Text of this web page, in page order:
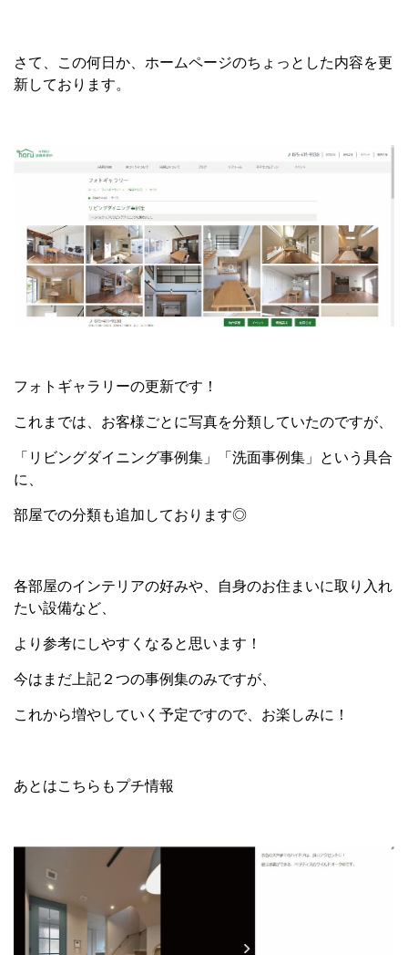
さて、この何日か、ホームページのちょっとした内容を更
新しております。
フォトギャラリーの更新です！
これまでは、お客様ごとに写真を分類していたのですが、
「リビングダイニング事例集」「洗面事例集」という具合
に、
部屋での分類も追加しております◎
各部屋のインテリアの好みや、自身のお住まいに取り入れ
たい設備など、
より参考にしやすくなると思います！
今はまだ上記２つの事例集のみですが、
これから増やしていく予定ですので、お楽しみに！
あとはこちらもプチ情報